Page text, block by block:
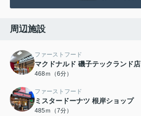
周辺施設
ファーストフード
マクドナルド 磯子テックランド店
468ｍ（6分）
ファーストフード
ミスタードーナツ 根岸ショップ
485ｍ（7分）